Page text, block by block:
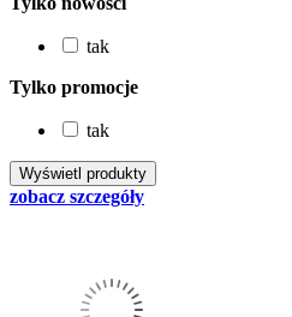
tak
Tylko promocje
tak
zobacz szczegóły